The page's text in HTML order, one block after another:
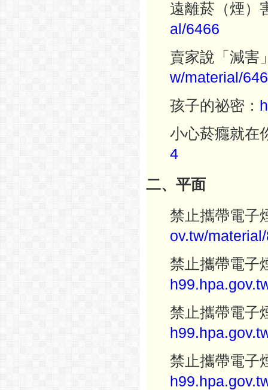
遠離菸（煙）
al/6466
賣家說「減害
w/material/
孩子的祕密：
小心菸癮就在
4
二、平面
禁止攜帶電子
ov.tw/material/
禁止攜帶電子
禁止攜帶電子
禁止攜帶電子